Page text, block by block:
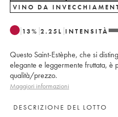
VINO DA
13% 2.25 L INTENSITÀ
Questo Saint-Estèphe, che si
elegante e leggermente fruttata, è
qualità/prezzo.
Maggiori informazioni
DESCRIZIONE DEL LOTTO